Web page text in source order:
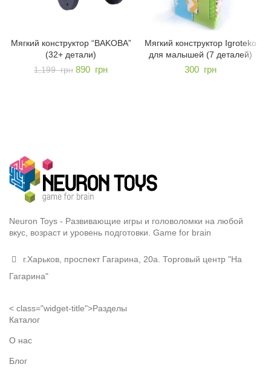
Мягкий конструктор “BAKOBA”
(32+ детали)
1,199грн 890 грн
Мягкий конструктор Igroteko
для малышей (7 деталей)
300 грн
Neuron Toys - Развивающие игры и головоломки на любой
вкус, возраст и уровень подготовки. Game for brain
г.Харьков, проспект Гагарина, 20а. Торговый центр "На
Гагарина"
< class="widget-title">Разделы
Каталог
О нас
Блог